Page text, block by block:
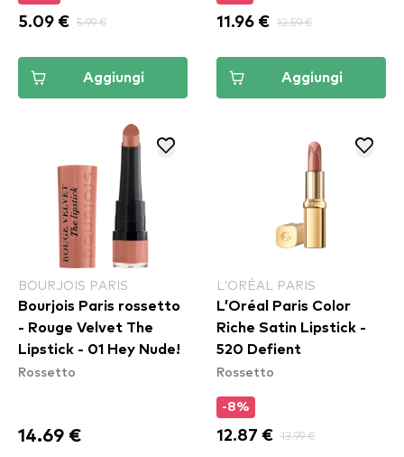
5.09 € 5.99 €
Aggiungi
11.96 € 12.59 €
Aggiungi
BOURJOIS PARIS
Bourjois Paris rossetto
- Rouge Velvet The
Lipstick - 01 Hey Nude!
Rossetto
14.69 €
L’ORÉAL PARIS
L’Oréal Paris Color
Riche Satin Lipstick -
520 Defient
Rossetto
-8%
12.87 € 13.99 €